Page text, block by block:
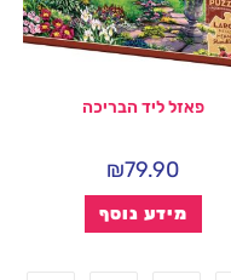
פאזל ליד הבריכה
₪79.90
מידע נוסף